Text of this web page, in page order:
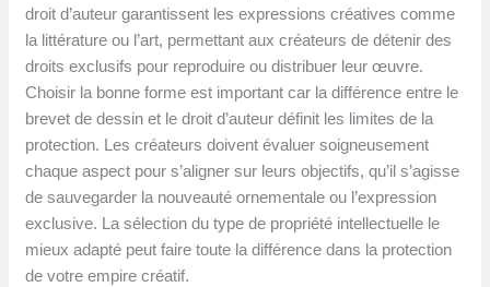
droit d’auteur garantissent les expressions créatives comme
la littérature ou l’art, permettant aux créateurs de détenir des
droits exclusifs pour reproduire ou distribuer leur œuvre.
Choisir la bonne forme est important car la différence entre le
brevet de dessin et le droit d’auteur définit les limites de la
protection. Les créateurs doivent évaluer soigneusement
chaque aspect pour s’aligner sur leurs objectifs, qu’il s’agisse
de sauvegarder la nouveauté ornementale ou l’expression
exclusive. La sélection du type de propriété intellectuelle le
mieux adapté peut faire toute la différence dans la protection
de votre empire créatif.